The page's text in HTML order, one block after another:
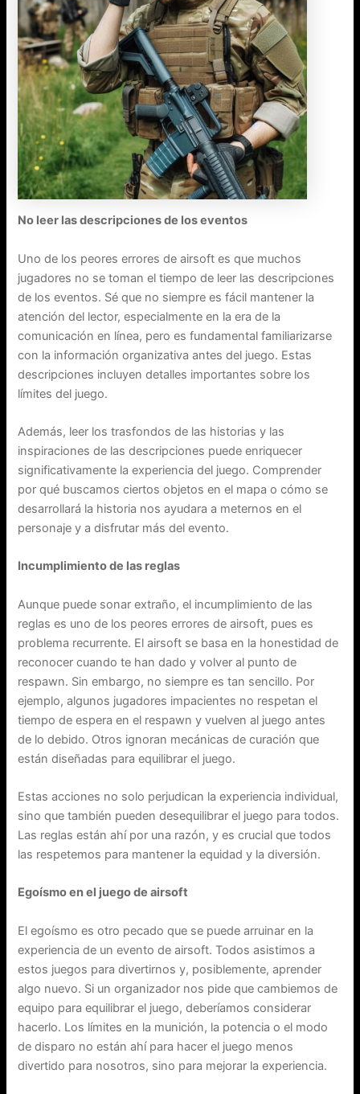
No leer las descripciones de los eventos
Uno de los peores errores de airsoft es que muchos
jugadores no se toman el tiempo de leer las descripciones
de los eventos. Sé que no siempre es fácil mantener la
atención del lector, especialmente en la era de la
comunicación en línea, pero es fundamental familiarizarse
con la información organizativa antes del juego. Estas
descripciones incluyen detalles importantes sobre los
límites del juego.
Además, leer los trasfondos de las historias y las
inspiraciones de las descripciones puede enriquecer
significativamente la experiencia del juego. Comprender
por qué buscamos ciertos objetos en el mapa o cómo se
desarrollará la historia nos ayudara a meternos en el
personaje y a disfrutar más del evento.
Incumplimiento de las reglas
Aunque puede sonar extraño, el incumplimiento de las
reglas es uno de los peores errores de airsoft, pues es
problema recurrente. El airsoft se basa en la honestidad de
reconocer cuando te han dado y volver al punto de
respawn. Sin embargo, no siempre es tan sencillo. Por
ejemplo, algunos jugadores impacientes no respetan el
tiempo de espera en el respawn y vuelven al juego antes
de lo debido. Otros ignoran mecánicas de curación que
están diseñadas para equilibrar el juego.
Estas acciones no solo perjudican la experiencia individual,
sino que también pueden desequilibrar el juego para todos.
Las reglas están ahí por una razón, y es crucial que todos
las respetemos para mantener la equidad y la diversión.
Egoísmo en el juego de airsoft
El egoísmo es otro pecado que se puede arruinar en la
experiencia de un evento de airsoft. Todos asistimos a
estos juegos para divertirnos y, posiblemente, aprender
algo nuevo. Si un organizador nos pide que cambiemos de
equipo para equilibrar el juego, deberíamos considerar
hacerlo. Los límites en la munición, la potencia o el modo
de disparo no están ahí para hacer el juego menos
divertido para nosotros, sino para mejorar la experiencia.